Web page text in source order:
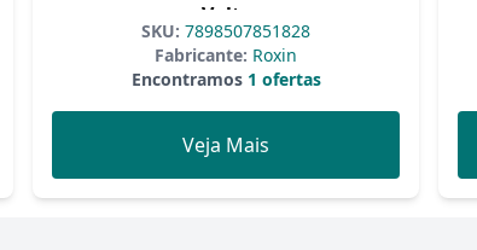
Volts
SKU: 7898507851828
Fabricante: Roxin
Encontramos1 ofertas
Veja Mais